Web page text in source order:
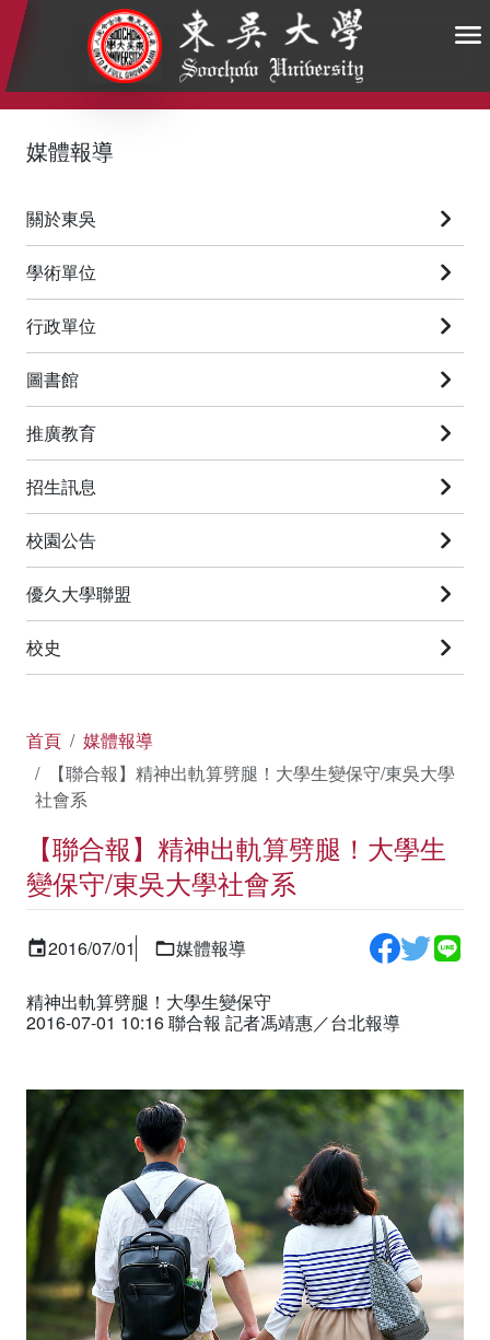
:::
媒體報導
關於東吳
學術單位
行政單位
圖書館
推廣教育
招生訊息
校園公告
優久大學聯盟
校史
首頁
媒體報導
【聯合報】精神出軌算劈腿！大學生變保守/東吳大學
社會系
【聯合報】精神出軌算劈腿！大學生
變保守/東吳大學社會系
2016/07/01 媒體報導
精神出軌算劈腿！大學生變保守
2016-07-01 10:16 聯合報 記者馮靖惠／台北報導